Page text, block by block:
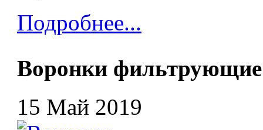
Подробнее...
Воронки
15 Май 2019